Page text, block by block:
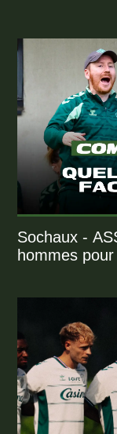
Sochaux -
hommes